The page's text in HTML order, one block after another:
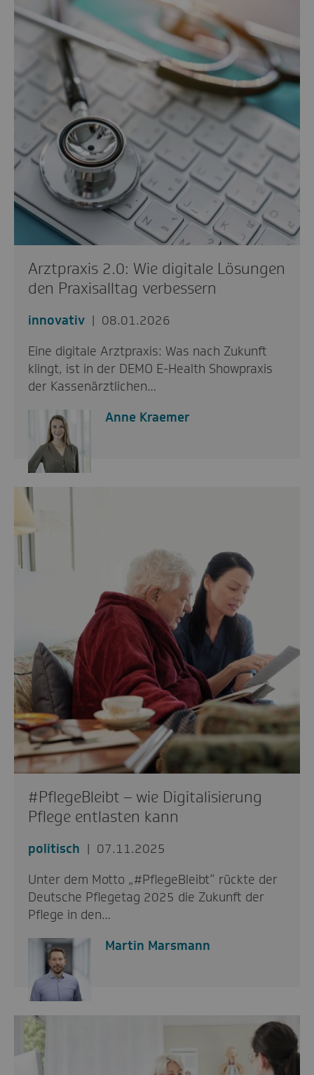
Arztpraxis 2.0: Wie digitale Lösungen
den Praxisalltag verbessern
innovativ
08.01.2026
Eine digitale Arztpraxis: Was nach Zukunft
klingt, ist in der DEMO E-Health Showpraxis
der Kassenärztlichen…
Anne Kraemer
#PflegeBleibt – wie Digitalisierung
Pflege entlasten kann
politisch
07.11.2025
Unter dem Motto „#PflegeBleibt“ rückte der
Deutsche Pflegetag 2025 die Zukunft der
Pflege in den…
Martin Marsmann